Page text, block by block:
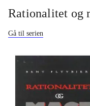
Rationalitet og
Gå til serien